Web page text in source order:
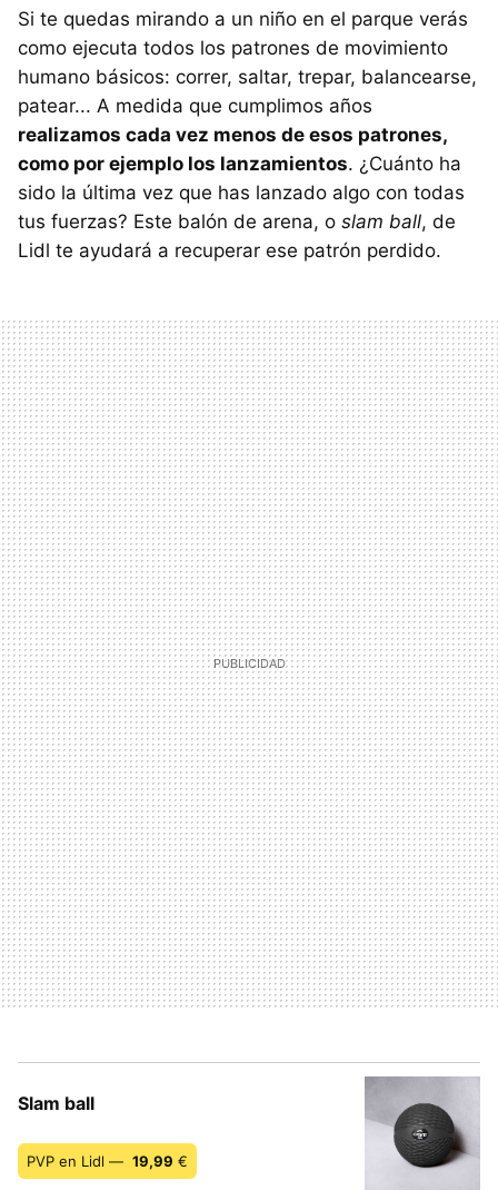
Si te quedas mirando a un niño en el parque verás
como ejecuta todos los patrones de movimiento
humano básicos: correr, saltar, trepar, balancearse,
patear... A medida que cumplimos años
realizamos cada vez menos de esos patrones,
como por ejemplo los lanzamientos. ¿Cuánto ha
sido la última vez que has lanzado algo con todas
tus fuerzas? Este balón de arena, o slam ball, de
Lidl te ayudará a recuperar ese patrón perdido.
Slam ball
PVP en Lidl — 19,99 €